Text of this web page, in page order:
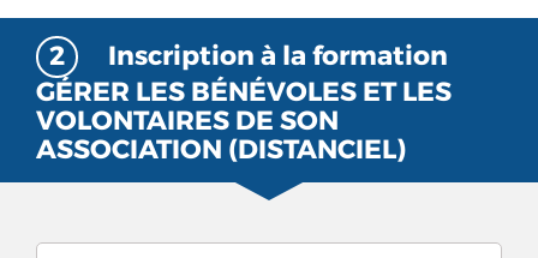
2
Inscription à la formation
GÉRER LES BÉNÉVOLES ET LES
VOLONTAIRES DE SON
ASSOCIATION (DISTANCIEL)